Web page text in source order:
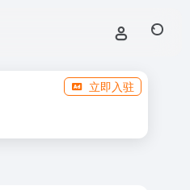
立即入驻